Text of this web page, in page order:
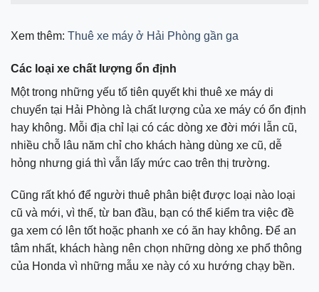
Xem thêm: Thuê xe máy ở Hải Phòng gần ga
Các loại xe chất lượng ổn định
Một trong những yếu tố tiên quyết khi thuê xe máy di
chuyển tại Hải Phòng là chất lượng của xe máy có ổn định
hay không. Mỗi địa chỉ lại có các dòng xe đời mới lẫn cũ,
nhiều chỗ lâu năm chỉ cho khách hàng dùng xe cũ, dễ
hỏng nhưng giá thì vẫn lấy mức cao trên thị trường.
Cũng rất khó để người thuê phân biệt được loại nào loại
cũ và mới, vì thế, từ ban đầu, bạn có thể kiểm tra việc đề
ga xem có lên tốt hoặc phanh xe có ăn hay không. Để an
tâm nhất, khách hàng nên chọn những dòng xe phổ thông
của Honda vì những mẫu xe này có xu hướng chạy bền.